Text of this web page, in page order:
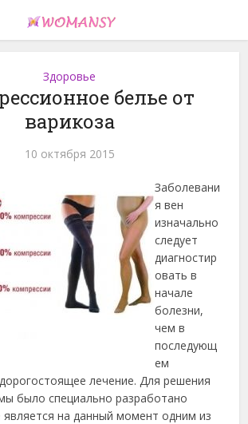
Здоровье
белье от
варикоза
10 октября 2015
Заболевани
я вен
изначально
следует
диагностир
овать в
начале
болезни,
чем в
последующ
ем
лечение. Для решения
было специально разработано
на данный момент одним из